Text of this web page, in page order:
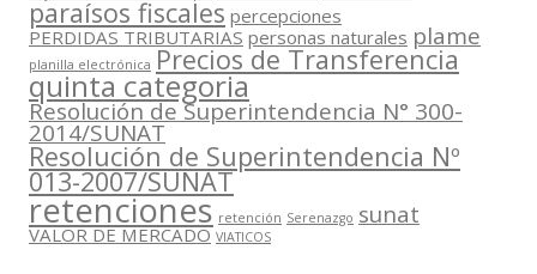
paraísos fiscales percepciones
PERDIDAS TRIBUTARIAS personas naturales plame
planilla electrónica Precios de Transferencia
quinta categoria
Resolución de Superintendencia N° 300-
2014/SUNAT
Resolución de Superintendencia Nº
013-2007/SUNAT
retenciones retención Serenazgo sunat
VALOR DE MERCADO VIATICOS